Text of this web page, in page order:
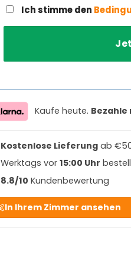
Ich stimme den
Kaufe heute.
Kostenlose Lieferungab
Werktags vor 15:00 Uhr
8.8/10 Kundenbewertung
In Ihrem Zimmer ansehen